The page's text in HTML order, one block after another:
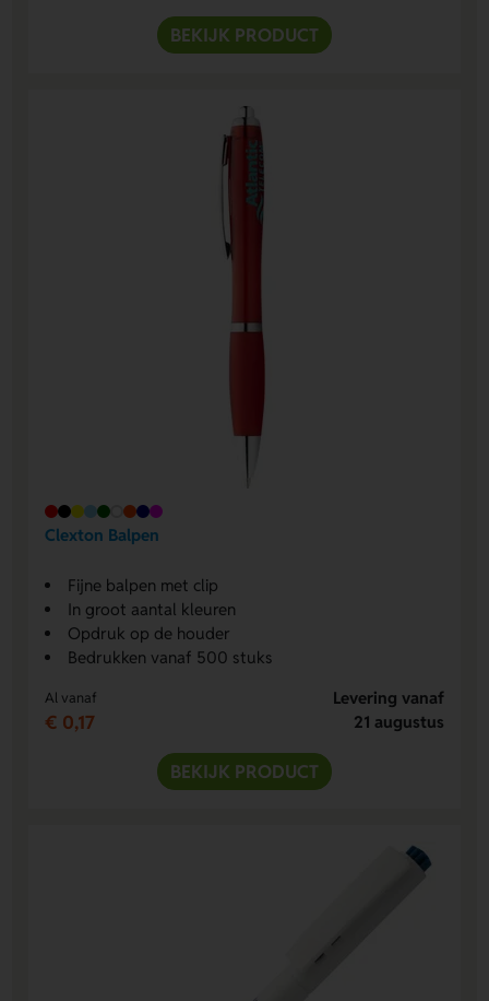
BEKIJK PRODUCT
Clexton Balpen
Fijne balpen met clip
In groot aantal kleuren
Opdruk op de houder
Bedrukken vanaf 500 stuks
Al vanaf
€ 0,17
Levering vanaf
21 augustus
BEKIJK PRODUCT